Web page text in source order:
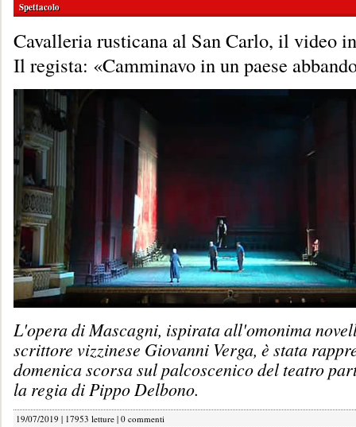
Spettacolo
Cavalleria rusticana al San Carlo, il video
Il regista: «Camminavo in un paese
L'opera di Mascagni, ispirata all'omonima
scrittore vizzinese Giovanni Verga, è stata
domenica scorsa sul palcoscenico del teatro
la regia di Pippo Delbono.
19/07/2019 | 17953 letture | 0 commenti